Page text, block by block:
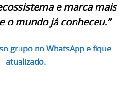
e marca mais
o mundo já conheceu.”
grupo no WhatsApp e fique
atualizado.